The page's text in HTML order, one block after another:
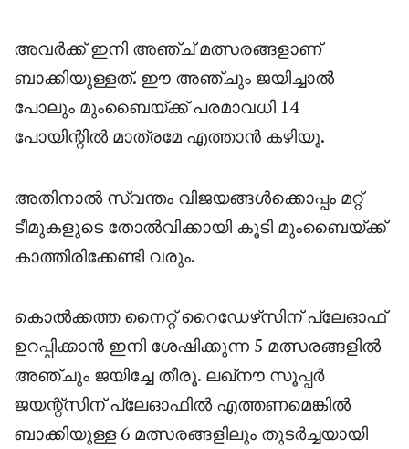
അവർക്ക് ഇനി അഞ്ച് മത്സരങ്ങളാണ്
ബാക്കിയുള്ളത്. ഈ അഞ്ചും ജയിച്ചാൽ
പോലും മുംബൈയ്ക്ക് പരമാവധി 14
പോയിന്റിൽ മാത്രമേ എത്താൻ കഴിയൂ.
അതിനാൽ സ്വന്തം വിജയങ്ങൾക്കൊപ്പം മറ്റ്
ടീമുകളുടെ തോൽവിക്കായി കൂടി മുംബൈയ്ക്ക്
കാത്തിരിക്കേണ്ടി വരും.
കൊൽക്കത്ത നൈറ്റ് റൈഡേഴ്‌സിന് പ്ലേഓഫ്
ഉറപ്പിക്കാൻ ഇനി ശേഷിക്കുന്ന 5 മത്സരങ്ങളിൽ
അഞ്ചും ജയിച്ചേ തീരൂ. ലഖ്‌നൗ സൂപ്പർ
ജയന്റ്‌സിന് പ്ലേഓഫിൽ എത്തണമെങ്കിൽ
ബാക്കിയുള്ള 6 മത്സരങ്ങളിലും തുടർച്ചയായി